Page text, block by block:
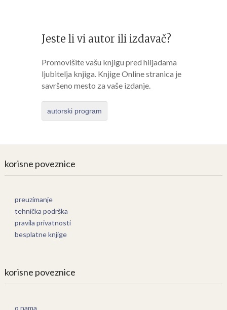
Jeste li vi autor ili izdavač?
Promovišite vašu knjigu pred hiljadama
ljubitelja knjiga. Knjige Online stranica je
savršeno mesto za vaše izdanje.
autorski program
korisne poveznice
preuzimanje
tehnička podrška
pravila privatnosti
besplatne knjige
korisne poveznice
o nama